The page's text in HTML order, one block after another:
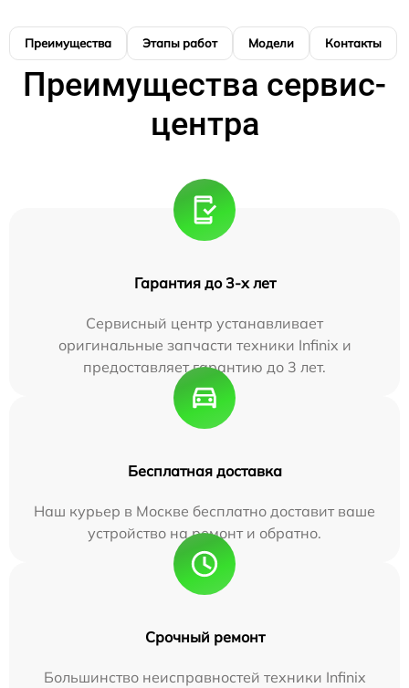
Преимущества Этапы работ Модели Контакты
Преимущества сервис-
центра
Гарантия до 3-х лет
Сервисный центр устанавливает
оригинальные запчасти техники Infinix и
предоставляет гарантию до 3 лет.
Бесплатная доставка
Наш курьер в Москве бесплатно доставит ваше
устройство на ремонт и обратно.
Срочный ремонт
Большинство неисправностей техники Infinix